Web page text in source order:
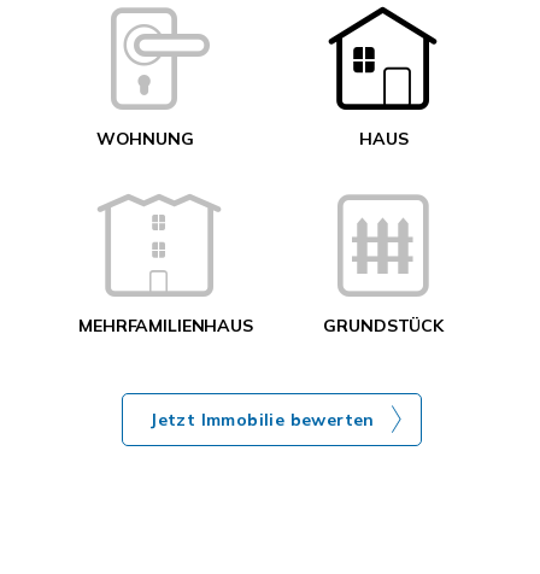
WOHNUNG HAUS
MEHRFAMILIENHAUS GRUNDSTÜCK
Jetzt Immobilie bewerten